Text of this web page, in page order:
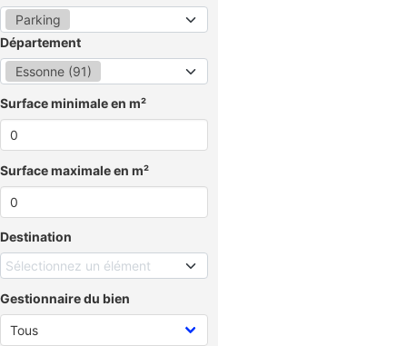
Parking
Département
Essonne (91)
Surface minimale en m²
Surface maximale en m²
Destination
Sélectionnez un élément
Gestionnaire du bien